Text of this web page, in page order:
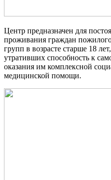
Центр предназначен для
проживания граждан
групп в возрасте старше 18
утративших способность к
оказания им комплексной
медицинской помощи.